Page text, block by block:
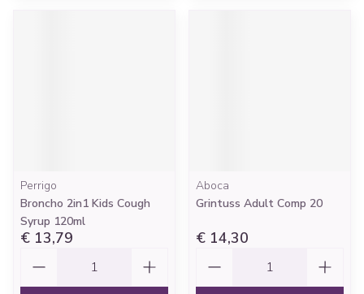
Perrigo
Broncho 2in1 Kids Cough
Syrup 120ml
€ 13,79
Aboca
Grintuss Adult Comp 20
€ 14,30